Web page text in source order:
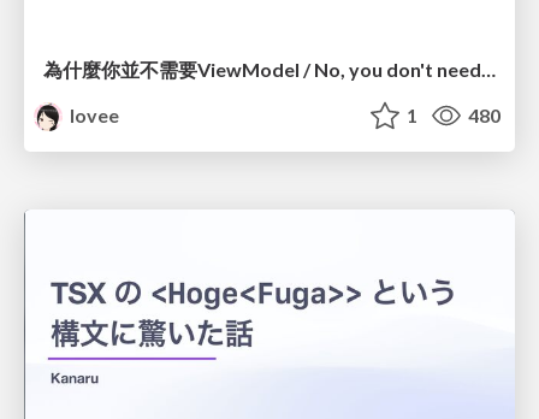
為什麼你並不需要ViewModel / No, you don't need a ViewModel
lovee
1 480